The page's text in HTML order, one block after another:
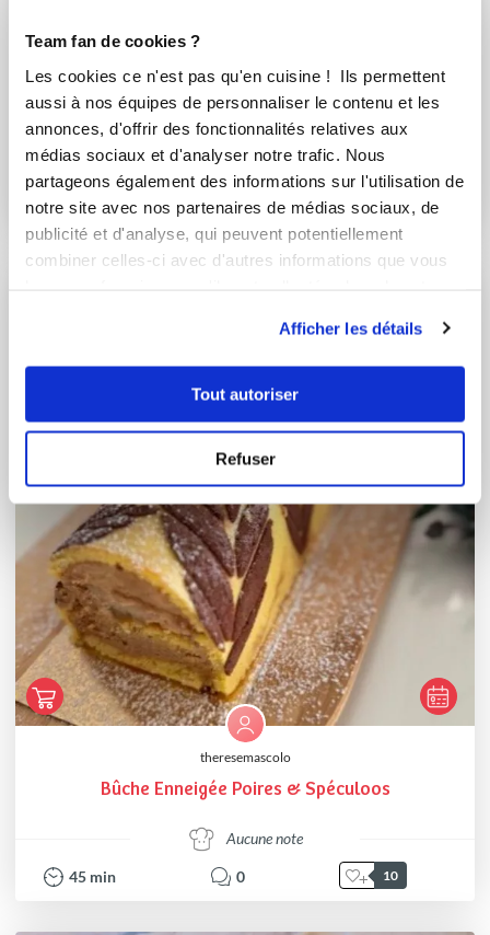
Team fan de cookies ?
Les cookies ce n'est pas qu'en cuisine ! Ils permettent
aussi à nos équipes de personnaliser le contenu et les
annonces, d'offrir des fonctionnalités relatives aux
médias sociaux et d'analyser notre trafic. Nous
partageons également des informations sur l'utilisation de
notre site avec nos partenaires de médias sociaux, de
publicité et d'analyse, qui peuvent potentiellement
combiner celles-ci avec d'autres informations que vous
Afficher les détails
Tout autoriser
Refuser
Conseillère Guy Demarle
Bûche chocolat caramel sur fond crous...
Délicieux
30min 0 195
theresemascolo
Bûche Enneigée Poires & Spéculoos
Aucune note
45 min 0 10